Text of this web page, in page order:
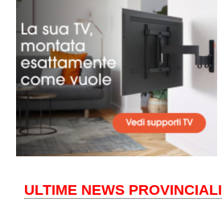
ULTIME NEWS PROVINCIALI